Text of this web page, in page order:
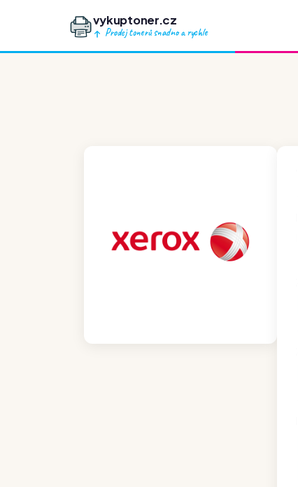
vykuptoner.cz
Prodej tonerů snadno a rychle